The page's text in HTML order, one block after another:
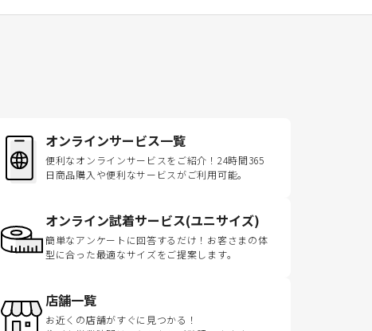
オンラインサービス一覧
便利なオンラインサービスをご紹介！24時間365
日商品購入や便利なサービスがご利用可能。
オンライン試着サービス(ユニサイズ)
簡単なアンケートに回答するだけ！お客さまの体
型に合った最適なサイズをご提案します。
店舗一覧
お近くの店舗がすぐに見つかる！